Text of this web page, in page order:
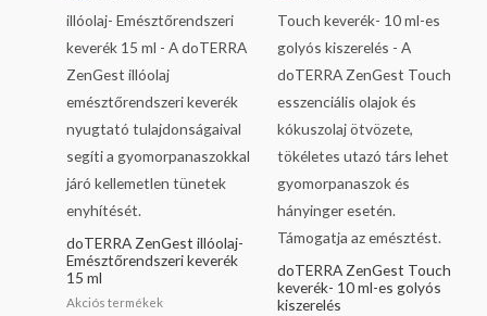
doTERRA ZenGest illóolaj-
Emésztőrendszeri keverék
15 ml
Akciós termékek
990 Ft.
990 Ft.
doTERRA ZenGest Touch
keverék- 10 ml-es golyós
kiszerelés
990 Ft.
490 Ft.